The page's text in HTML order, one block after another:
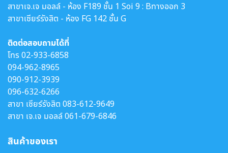
สาขาเจ.เจ มอลล์ - ห้อง F189 ชั้น 1 Soi 9 : Bทางออก 3
สาขาเซียร์รังสิต - ห้อง FG 142 ชั้น G
ติดต่อสอบถามได้ที่
โทร02-933-6858
094-962-8965
090-912-3939
096-632-6266
สาขา เซียร์รังสิต 083-612-9649
สาขา เจ.เจ มอลล์061-679-6846
สินค้าของเรา